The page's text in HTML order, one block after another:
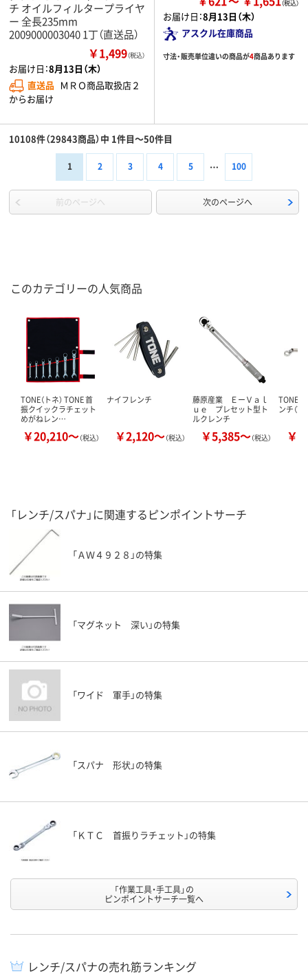
チ オイルフィルタープライヤ
ー 全長235mm
2009000003040 1丁（直送品）
￥1,499（税込）
お届け日：8月13日（木）
直送品 ＭＲＯ商品取扱店２
からお届け
お届け日：8月13日（木）
アスクル在庫商品
寸法・販売単位違いの商品が4商品あります
10108件（29843商品）中 1件目～50件目
1 2 3 4 5 100
前のページへ 次のページへ
このカテゴリーの人気商品
TONE（トネ） TONE 首
振クイックラチェット
めがねレン…
￥20,210～（税込）
ナイフレンチ
￥2,120～（税込）
藤原産業 ＥーＶａｌ
ｕｅ プレセット型ト
ルクレンチ
￥5,385～（税込）
TONE（
ンチ（
￥
「レンチ/スパナ」に関連するピンポイントサーチ
「ＡＷ４９２８」の特集
「マグネット 深い」の特集
「ワイド 軍手」の特集
「スパナ 形状」の特集
「ＫＴＣ 首振りラチェット」の特集
「作業工具・手工具」の
ピンポイントサーチ一覧へ
レンチ/スパナの売れ筋ランキング